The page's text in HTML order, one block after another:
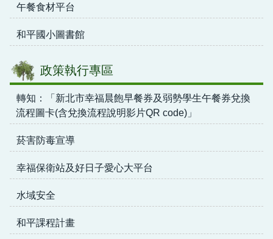
午餐食材平台
和平國小圖書館
政策執行專區
轉知：「新北市幸福晨飽早餐券及弱勢學生午餐券兌換
流程圖卡(含兌換流程說明影片QR code)」
菸害防毒宣導
幸福保衛站及好日子愛心大平台
水域安全
和平課程計畫